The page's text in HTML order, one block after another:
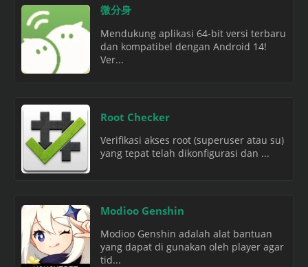
微分身
Mendukung aplikasi 64-bit versi terbaru
dan kompatibel dengan Android 14!
Ver...
Root Checker
Verifikasi akses root (superuser atau su)
yang tepat telah dikonfigurasi dan ...
Modioo Genshin
Modioo Genshin adalah alat bantuan
yang dapat di gunakan oleh player agar
tid...